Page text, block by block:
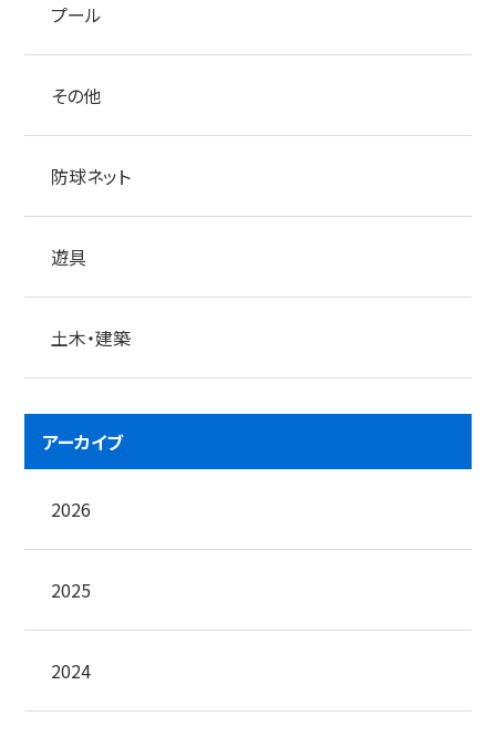
プール
その他
防球ネット
遊具
土木・建築
アーカイブ
2026
2025
2024